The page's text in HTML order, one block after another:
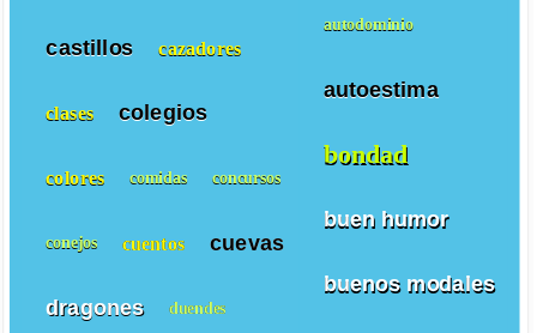
autodominio
autoestima
bondad
buen humor
buenos modales
castillos cazadores
clases colegios
colores comidas concursos
conejos cuentos cuevas
dragones duendes